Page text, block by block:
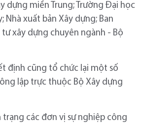
dựng miền Trung; Trường Đại học
Nhà xuất bản Xây dựng; Ban
xây dựng chuyên ngành - Bộ
định cũng tổ chức lại một số
lập trực thuộc Bộ Xây dựng
trạng các đơn vị sự nghiệp công